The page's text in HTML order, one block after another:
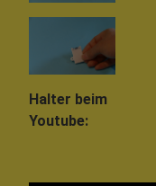
Halter beim
Youtube: